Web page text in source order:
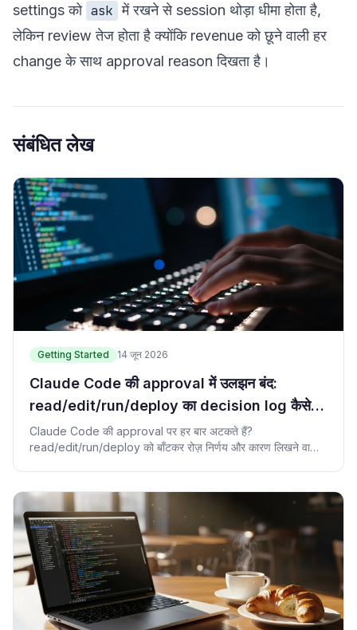
settings को ask में रखने से session थोड़ा धीमा होता है,
लेकिन review तेज होता है क्योंकि revenue को छूने वाली हर
change के साथ approval reason दिखता है।
संबंधित लेख
Getting Started 14 जून 2026
Claude Code की approval में उलझन बंद:
read/edit/run/deploy का decision log कैसे
बनाएं
Claude Code की approval पर हर बार अटकते हैं?
read/edit/run/deploy को बाँटकर रोज़ निर्णय और कारण लिखने वाला